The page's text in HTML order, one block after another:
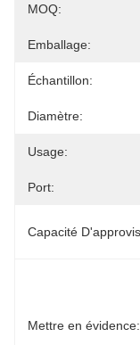
MOQ:
Emballage:
Échantillon:
Diamètre:
Usage:
Port:
Capacité
Mettre en évidence: